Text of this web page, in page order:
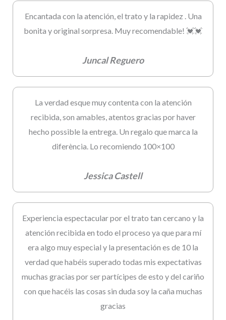
Encantada con la atención, el trato y la rapidez . Una
bonita y original sorpresa. Muy recomendable! 💓💓
Juncal Reguero
La verdad esque muy contenta con la atención
recibida, son amables, atentos gracias por haver
hecho possible la entrega. Un regalo que marca la
diferència. Lo recomiendo 100×100
Jessica Castell
Experiencia espectacular por el trato tan cercano y la
atención recibida en todo el proceso ya que para mí
era algo muy especial y la presentación es de 10 la
verdad que habéis superado todas mis expectativas
muchas gracias por ser partícipes de esto y del cariño
con que hacéis las cosas sin duda soy la caña muchas
gracias